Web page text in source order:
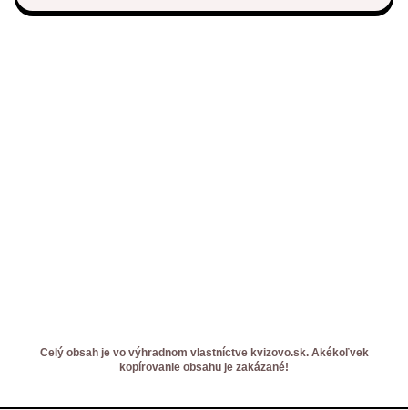
Celý obsah je vo výhradnom vlastníctve kvizovo.sk. Akékoľvek
kopírovanie obsahu je zakázané!